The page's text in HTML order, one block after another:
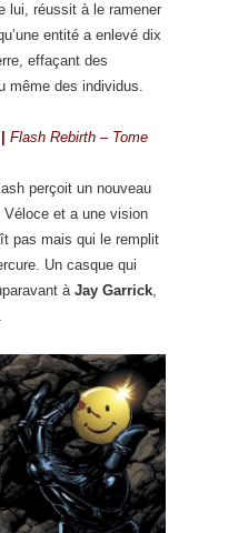
lui, réussit à le ramener
entité a enlevé dix
effaçant des
même des individus.
Flash Rebirth – Tome
perçoit un nouveau
et a une vision
pas mais qui le remplit
Un casque qui
à Jay Garrick,